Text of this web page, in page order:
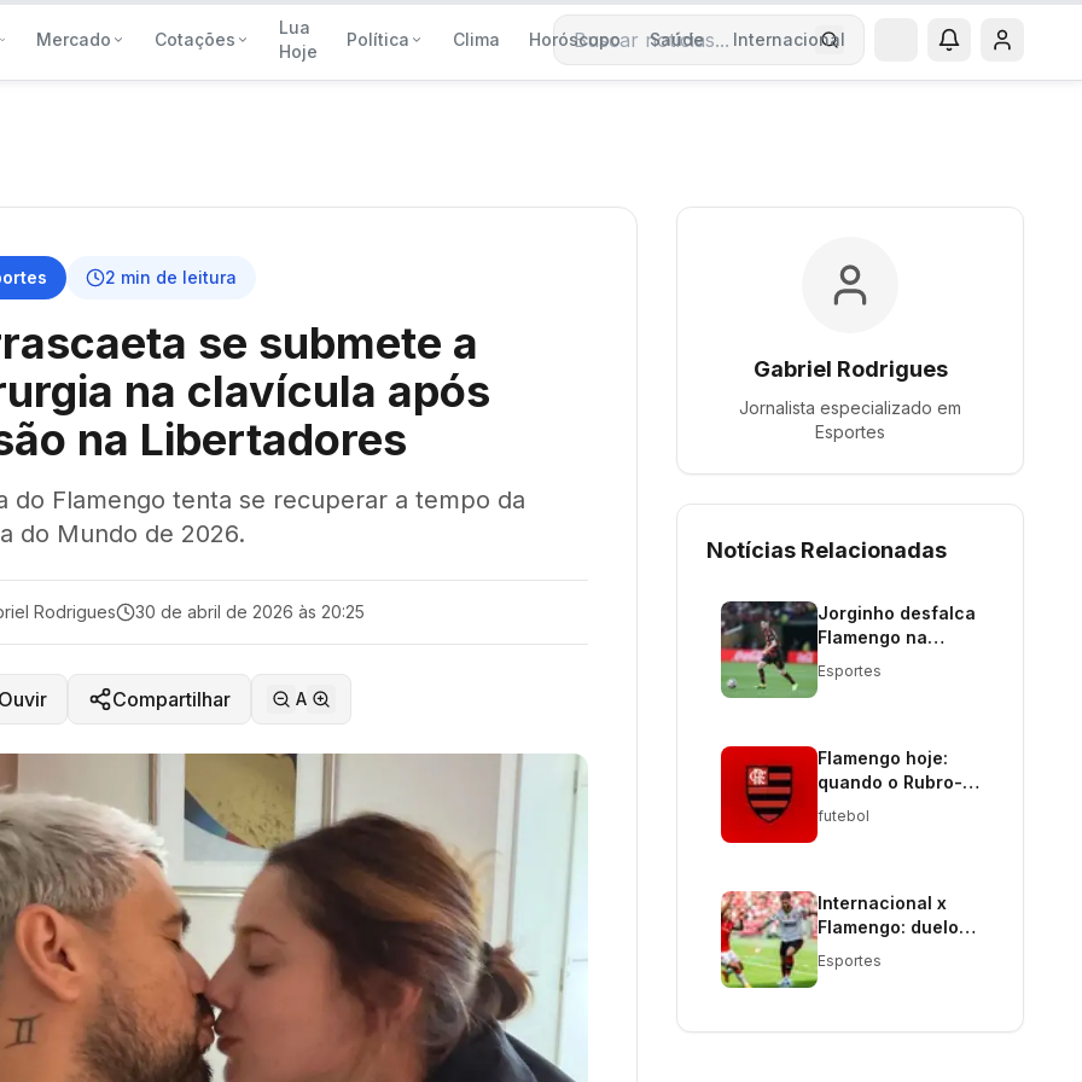
Mercado Cotações
Lua
Hoje
Política Clima Horóscopo Saúde Internacional
Buscar notícias
2 min de leitura
se submete a
na clavícula após
na Libertadores
do Flamengo tenta se recuperar a tempo da
do Mundo de 2026.
Rodrigues 30 de abril de 2026 às 20:25
Compartilhar A
Gabriel Rodrigues
Jornalista especializado em
Esportes
Notícias Relacionadas
Jorginho desfalca
Flamengo na
estreia da
Libertadores
Esportes
Flamengo hoje:
quando o Rubro-
Negro volta a
temporada
futebol
Internacional x
Flamengo: duelo
de gigantes
promete jogo
Esportes